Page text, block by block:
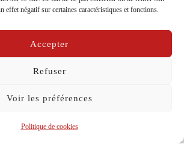
effet négatif sur certaines caractéristiques et fonctions.
Accepter
Refuser
Voir les préférences
Politique de cookies
de confidentialité et cookies
© 2026 La Compagnie Caravelle
Inspiro ThemeparWPZOOM